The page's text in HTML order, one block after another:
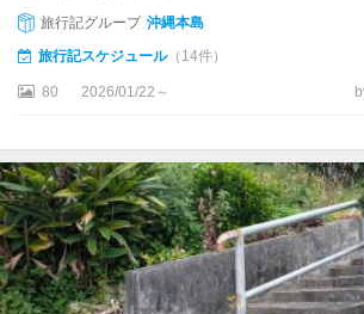
旅行記グループ 沖縄本島
旅行記スケジュール（14件）
80 2026/01/22～